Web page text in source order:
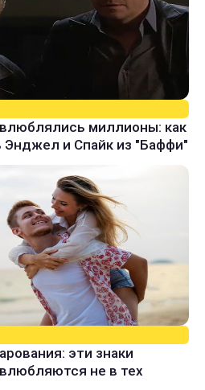
миллионы: как
Энджел и Спайк из "Баффи"
эти знаки
не в тех